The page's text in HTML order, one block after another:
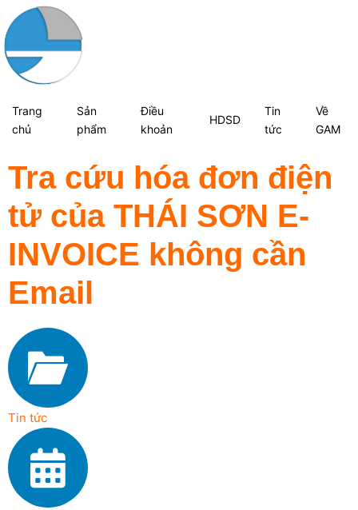
Trang
chủ
Sản
phẩm
Điều
khoản
HDSD
Tin
tức
Về
GAM
Tra cứu hóa đơn điện
tử của THÁI SƠN E-
INVOICE không cần
Email
Tin tức